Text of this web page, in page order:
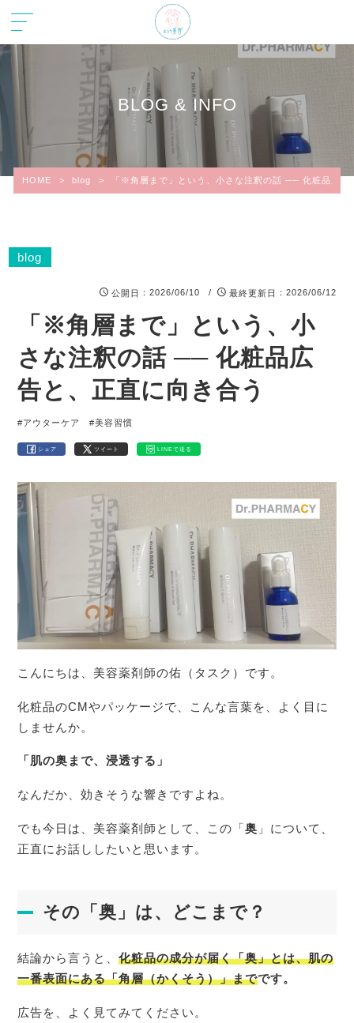
BLOG & INFO
HOME > blog > 「※角層まで」という、小さな注釈の話 ── 化粧品広告
blog
公開日 ：2026/06/10 / 最終更新日 ：2026/06/12
「※角層まで」という、小
さな注釈の話 ── 化粧品広
告と、正直に向き合う
#アウターケア #美容習慣
シェア ツイート LINEで送る
こんにちは、美容薬剤師の佑（タスク）です。
化粧品のCMやパッケージで、こんな言葉を、よく目に
しませんか。
「肌の奥まで、浸透する」
なんだか、効きそうな響きですよね。
でも今日は、美容薬剤師として、この「奥 」について、
正直にお話ししたいと思います。
その「奥」は、どこまで？
結論から言うと、化粧品の成分が届く「奥」とは、肌の
一番表面にある「角層（かくそう）」までです。
広告を、よく見てみてください。